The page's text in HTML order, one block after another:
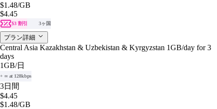
$1.48/GB
$4.45
$3 割引 3ヶ国
プラン詳細
Central Asia Kazakhstan & Uzbekistan & Kyrgyzstan 1GB/day for 3
days
1GB/日
+ ∞ at 128kbps
3日間
$4.45
$1.48/GB